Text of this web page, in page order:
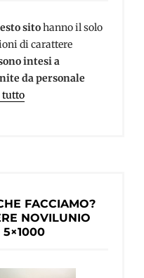
sitohanno il solo
di carattere
intesi a
da personale
tutto
FACCIAMO?
NOVILUNIO
5×1000